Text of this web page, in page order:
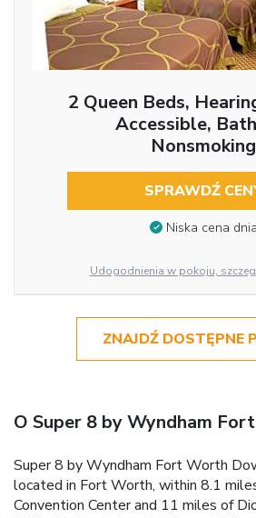
2 Queen Beds,
Accessible,
Nonsmoking
SPRAWDŹ
Niska cena dnia
Udogodnienia w pokoju,
ZNAJDŹ DOSTĘPNE
O Super 8 by Wyndham
Super 8 by Wyndham Fort Worth
located in Fort Worth, within 8.1
Convention Center and 11 miles of